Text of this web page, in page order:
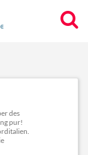
des
pur!